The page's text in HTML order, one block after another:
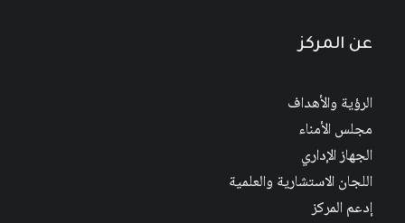
عن المركز
الرؤية والأهداف
مجلس الأمناء
الجهاز الإداري
اللجان الاستشارية والعلمية
إدعم المركز